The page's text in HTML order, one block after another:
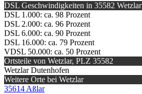
DSL Geschwindigkeiten in 35582 Wetzlar
DSL 1.000: ca. 98 Prozent
DSL 2.000: ca. 96 Prozent
DSL 6.000: ca. 90 Prozent
DSL 16.000: ca. 79 Prozent
VDSL 50.000: ca. 50 Prozent
Ortsteile von Wetzlar, PLZ 35582
Wetzlar Dutenhofen
Weitere Orte bei Wetzlar
35614 Aßlar